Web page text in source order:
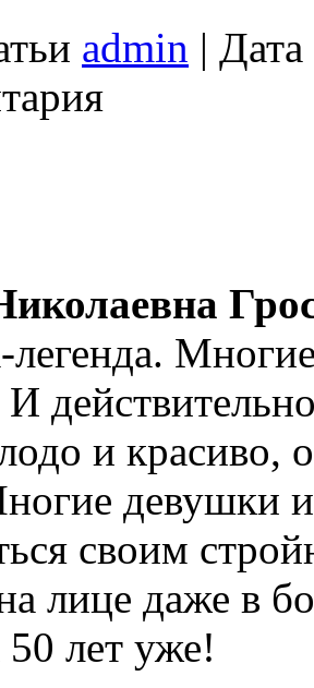
admin |
И
и красиво,
девушки
своим
лице даже в
50 лет уже!